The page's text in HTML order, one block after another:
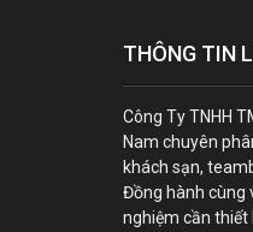
THÔNG TIN
Công Ty TNHH
Nam chuyên
khách sạn,
Đồng hành cùng
nghiệm cần thiết